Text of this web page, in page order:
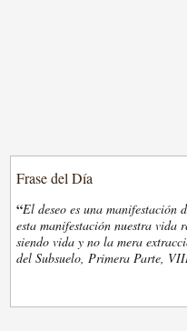
Frase del Día
“El deseo es una manifestación
esta manifestación nuestra vida
siendo vida y no la mera
del Subsuelo, Primera Parte,